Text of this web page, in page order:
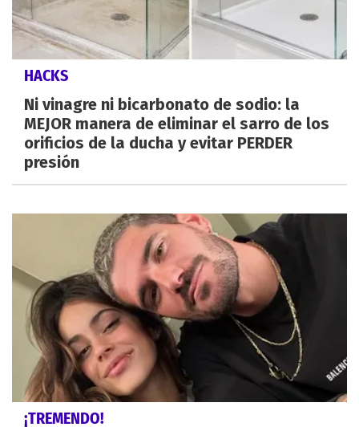
HACKS
Ni vinagre ni bicarbonato de sodio: la
MEJOR manera de eliminar el sarro de los
orificios de la ducha y evitar PERDER
presión
¡TREMENDO!